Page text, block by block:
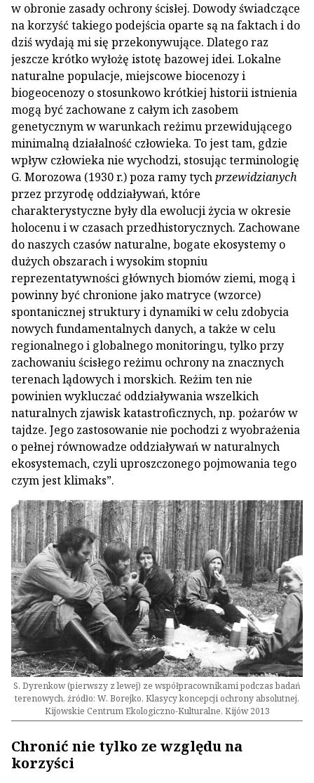
w obronie zasady ochrony ścisłej. Dowody świadczące
na korzyść takiego podejścia oparte są na faktach i do
dziś wydają mi się przekonywujące. Dlatego raz
jeszcze krótko wyłożę istotę bazowej idei. Lokalne
naturalne populacje, miejscowe biocenozy i
biogeocenozy o stosunkowo krótkiej historii istnienia
mogą być zachowane z całym ich zasobem
genetycznym w warunkach reżimu przewidującego
minimalną działalność człowieka. To jest tam, gdzie
wpływ człowieka nie wychodzi, stosując terminologię
G. Morozowa (1930 r.) poza ramy tychprzewidzianych
przez przyrodę oddziaływań, które
charakterystyczne były dla ewolucji życia w okresie
holocenu i w czasach przedhistorycznych. Zachowane
do naszych czasów naturalne, bogate ekosystemy o
dużych obszarach i wysokim stopniu
reprezentatywności głównych biomów ziemi, mogą i
powinny być chronione jako matryce (wzorce)
spontanicznej struktury i dynamiki w celu zdobycia
nowych fundamentalnych danych, a także w celu
regionalnego i globalnego monitoringu, tylko przy
zachowaniu ścisłego reżimu ochrony na znacznych
terenach lądowych i morskich. Reżim ten nie
powinien wykluczać oddziaływania wszelkich
naturalnych zjawisk katastroficznych, np. pożarów w
tajdze. Jego zastosowanie nie pochodzi z wyobrażenia
o pełnej równowadze oddziaływań w naturalnych
ekosystemach, czyli uproszczonego pojmowania tego
czym jest klimaks”.
S. Dyrenkow (pierwszy z lewej) ze współpracownikami podczas badań
terenowych, źródło: W. Borejko, Klasycy koncepcji ochrony absolutnej,
Kijowskie Centrum Ekologiczno-Kulturalne, Kijów 2013
Chronić nie tylko ze względu na
korzyści